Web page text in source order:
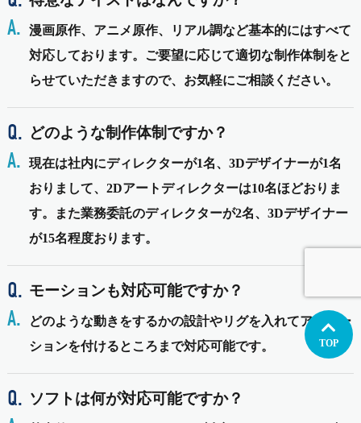
漫画原作、アニメ原作、リアル調など基本的にはすべて
対応しております。ご要望に応じて適切な制作体制をと
らせていただきますので、お気軽にご相談ください。
どのような制作体制ですか？
現在は社内にディレクターが1名、3Dデザイナーが1名
おりまして、2Dアートディレクターは10名ほどおりま
す。また業務委託のディレクターが2名、3Dデザイナー
が15名程度おります。
モーションも対応可能ですか？
どのような動きをするかの設計やリグを入れてアニメー
ションを付けるところまで対応可能です。
ソフトは何が対応可能ですか？
TOP